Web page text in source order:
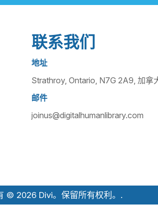
联系我们
地址
Strathroy, Ontario, N7G 2A9, 加拿
邮件
joinus@digitalhumanlibrary.com
© 2026 Divi。保留所有权利。.